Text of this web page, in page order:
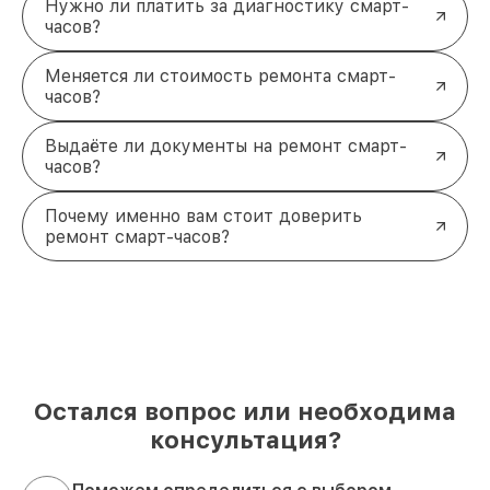
Нужно ли платить за диагностику смарт-
часов?
Меняется ли стоимость ремонта смарт-
часов?
Выдаёте ли документы на ремонт смарт-
часов?
Почему именно вам стоит доверить
ремонт смарт-часов?
Остался вопрос или необходима
консультация?